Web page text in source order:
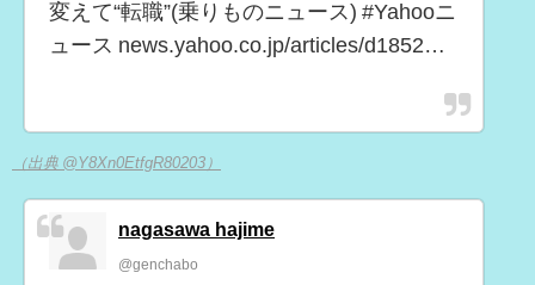
変えて“転職”(乗りものニュース) #Yahooニ
ュース news.yahoo.co.jp/articles/d1852…
（出典 @Y8Xn0EtfgR80203）
nagasawa hajime
@genchabo